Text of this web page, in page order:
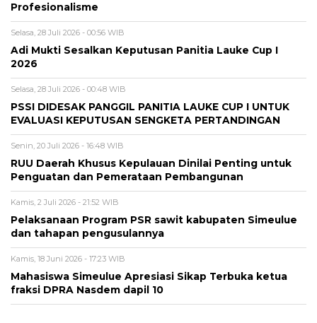
Profesionalisme
Selasa, 28 Juli 2026 - 00:56 WIB
Adi Mukti Sesalkan Keputusan Panitia Lauke Cup I
2026
Selasa, 28 Juli 2026 - 00:48 WIB
PSSI DIDESAK PANGGIL PANITIA LAUKE CUP I UNTUK
EVALUASI KEPUTUSAN SENGKETA PERTANDINGAN
Senin, 20 Juli 2026 - 16:48 WIB
RUU Daerah Khusus Kepulauan Dinilai Penting untuk
Penguatan dan Pemerataan Pembangunan
Kamis, 2 Juli 2026 - 21:52 WIB
Pelaksanaan Program PSR sawit kabupaten Simeulue
dan tahapan pengusulannya
Kamis, 18 Juni 2026 - 17:23 WIB
Mahasiswa Simeulue Apresiasi Sikap Terbuka ketua
fraksi DPRA Nasdem dapil 10